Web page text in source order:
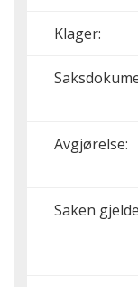
Klager:
Avgjørelse:
Saken